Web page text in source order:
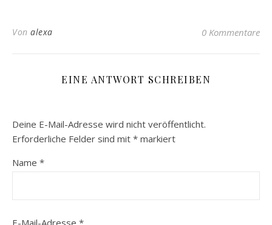
Von alexa 0 Kommentare
EINE ANTWORT SCHREIBEN
Deine E-Mail-Adresse wird nicht veröffentlicht.
Erforderliche Felder sind mit * markiert
Name *
E-Mail-Adresse *